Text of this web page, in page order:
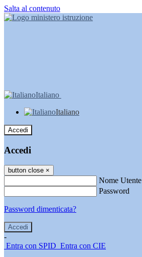
Salta al contenuto
Italiano
Italiano
Accedi
Accedi
button close ×
Nome Utente
Password
Password dimenticata?
-
Entra con SPID Entra con CIE